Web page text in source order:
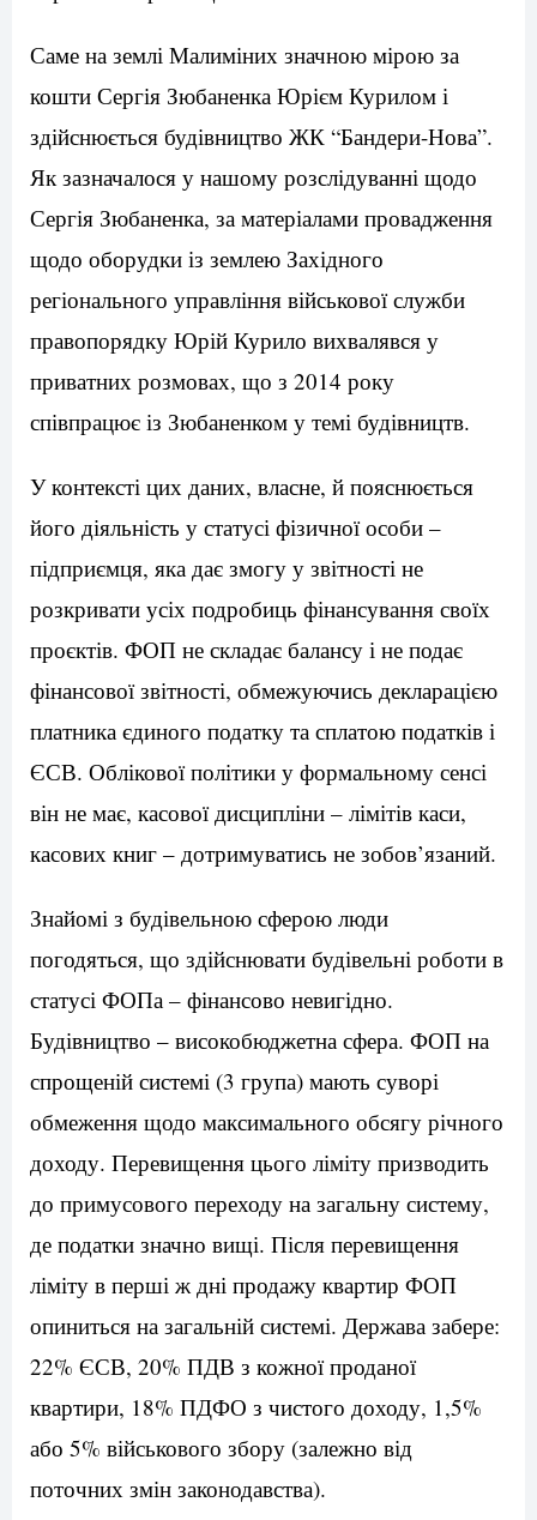
Саме на землі Малиміних значною мірою за
кошти Сергія Зюбаненка Юрієм Курилом і
здійснюється будівництво ЖК “Бандери-Нова”.
Як зазначалося у нашому розслідуванні щодо
Сергія Зюбаненка, за матеріалами провадження
щодо оборудки із землею Західного
регіонального управління військової служби
правопорядку Юрій Курило вихвалявся у
приватних розмовах, що з 2014 року
співпрацює із Зюбаненком у темі будівництв.
У контексті цих даних, власне, й пояснюється
його діяльність у статусі фізичної особи –
підприємця, яка дає змогу у звітності не
розкривати усіх подробиць фінансування своїх
проєктів. ФОП не складає балансу і не подає
фінансової звітності, обмежуючись декларацією
платника єдиного податку та сплатою податків і
ЄСВ. Облікової політики у формальному сенсі
він не має, касової дисципліни – лімітів каси,
касових книг – дотримуватись не зобов’язаний.
Знайомі з будівельною сферою люди
погодяться, що здійснювати будівельні роботи в
статусі ФОПа – фінансово невигідно.
Будівництво – високобюджетна сфера. ФОП на
спрощеній системі (3 група) мають суворі
обмеження щодо максимального обсягу річного
доходу. Перевищення цього ліміту призводить
до примусового переходу на загальну систему,
де податки значно вищі. Після перевищення
ліміту в перші ж дні продажу квартир ФОП
опиниться на загальній системі. Держава забере:
22% ЄСВ, 20% ПДВ з кожної проданої
квартири, 18% ПДФО з чистого доходу, 1,5%
або 5% військового збору (залежно від
поточних змін законодавства).